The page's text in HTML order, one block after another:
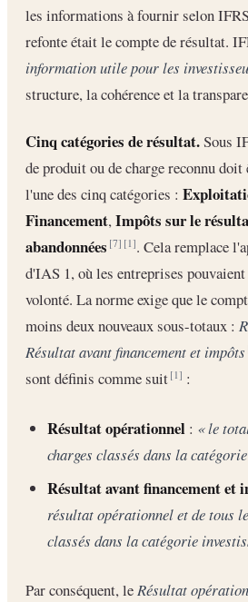
les informations à fournir selon
refonte était le compte de résultat.
information utile pour les
structure, la cohérence et la
Cinq catégories de résultat.Sous
de produit ou de charge reconnu doit
l'une des cinq catégories :
Financement,Impôts sur le
abandonnées [7] [1]. Cela remplace
d'IAS 1, où les entreprises
volonté. La norme exige que le
moins deux nouveaux sous-totaux :
Résultat avant financement et impôts
sont définis comme suit[1] :
Résultat opérationnel : « le
charges classés dans la
Résultat avant financement et
résultat opérationnel et de tous
classés dans la catégorie
Par conséquent, leRésultat